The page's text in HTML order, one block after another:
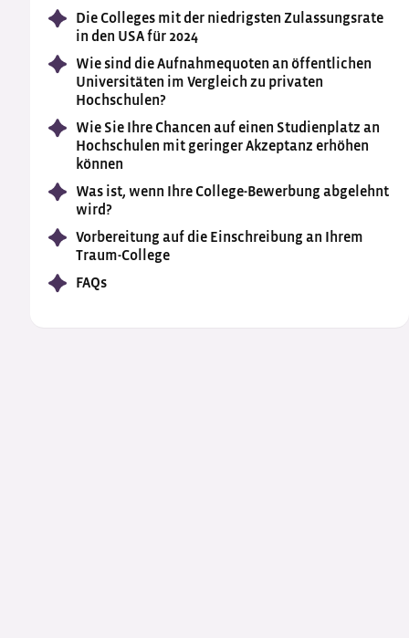
Die Colleges mit der niedrigsten Zulassungsrate
in den USA für 2024
Wie sind die Aufnahmequoten an öffentlichen
Universitäten im Vergleich zu privaten
Hochschulen?
Wie Sie Ihre Chancen auf einen Studienplatz an
Hochschulen mit geringer Akzeptanz erhöhen
können
Was ist, wenn Ihre College-Bewerbung abgelehnt
wird?
Vorbereitung auf die Einschreibung an Ihrem
Traum-College
FAQs